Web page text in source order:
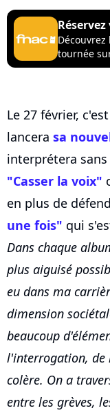
tournée
Le 27 février,
lancera sa
interprétera
"Casser la voix"
en plus de
une fois" qui
Dans chaque
plus aiguisé
eu dans ma
dimension
beaucoup
l'interrogation, de
colère. On a
entre les grèves,